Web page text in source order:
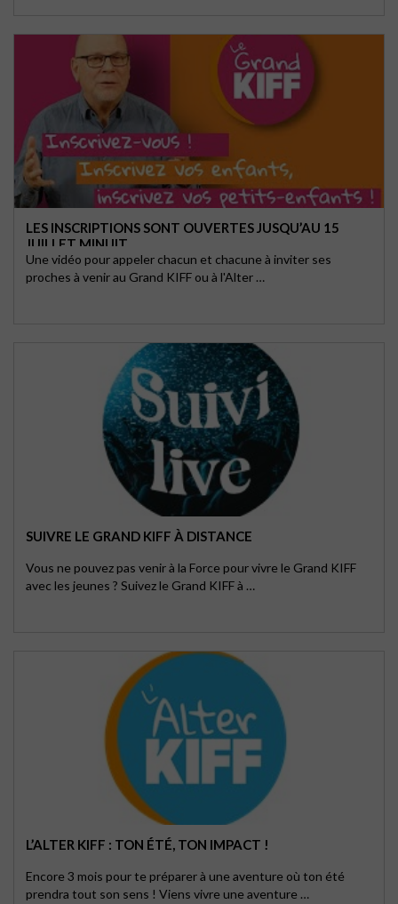
LES INSCRIPTIONS SONT OUVERTES JUSQU’AU 15
JUILLET MINUIT
Une vidéo pour appeler chacun et chacune à inviter ses
proches à venir au Grand KIFF ou à l'Alter …
SUIVRE LE GRAND KIFF À DISTANCE
Vous ne pouvez pas venir à la Force pour vivre le Grand KIFF
avec les jeunes ? Suivez le Grand KIFF à …
L’ALTER KIFF : TON ÉTÉ, TON IMPACT !
Encore 3 mois pour te préparer à une aventure où ton été
prendra tout son sens ! Viens vivre une aventure …